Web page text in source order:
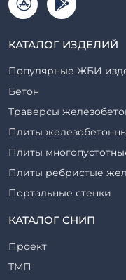
КАТАЛОГ ИЗДЕЛИЙ
Популярные ЖБИ
Бетон
Траверсы
Плиты
Плиты
Плиты ребристые
Портальные стенки
Прогоны
Ригели
Сваи железобетонные
КАТАЛОГ СНИП
Проект
ТМП